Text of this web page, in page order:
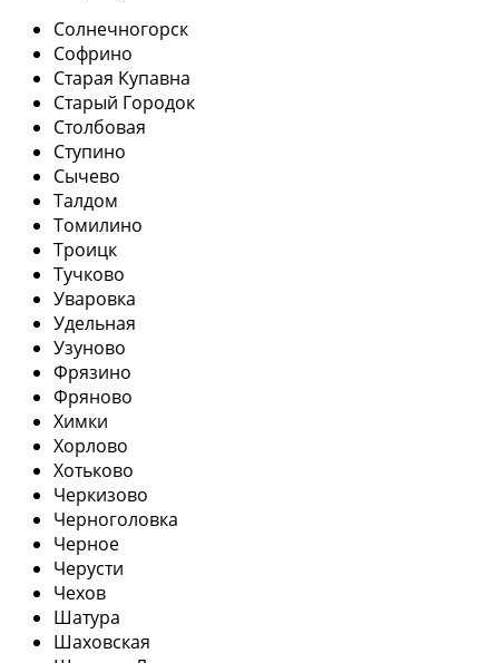
Солнечногорск
Софрино
Старая Купавна
Старый Городок
Столбовая
Ступино
Сычево
Талдом
Томилино
Троицк
Тучково
Уваровка
Удельная
Узуново
Фрязино
Фряново
Химки
Хорлово
Хотьково
Черкизово
Черноголовка
Черное
Черусти
Чехов
Шатура
Шаховская